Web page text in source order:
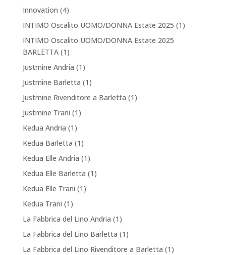
Innovation (4)
INTIMO Oscalito UOMO/DONNA Estate 2025 (1)
INTIMO Oscalito UOMO/DONNA Estate 2025
BARLETTA(1)
Justmine Andria (1)
Justmine Barletta (1)
Justmine Rivenditore a Barletta (1)
Justmine Trani (1)
Kedua Andria (1)
Kedua Barletta (1)
Kedua Elle Andria (1)
Kedua Elle Barletta (1)
Kedua Elle Trani (1)
Kedua Trani (1)
La Fabbrica del Lino Andria (1)
La Fabbrica del Lino Barletta (1)
La Fabbrica del Lino Rivenditore a Barletta (1)